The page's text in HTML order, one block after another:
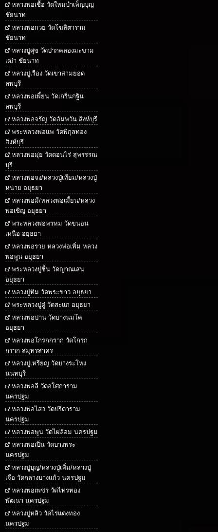
หลวงพ่อเชื้อ วัดใหม่บำเพ็ญบุญ
ชัยนาท
หลวงพ่อกวย วัดโฆสิตาราม
ชัยนาท
หลวงปู่ศุข วัดปากคลองมะขาม
เฒ่า ชัยนาท
หลวงปู่เรือง วัดเขาสามยอด
ลพบุรี
หลวงพ่อเพี้ยน วัดเกริ่นกฐิน
ลพบุรี
หลวงพ่อจรัญ วัดอัมพวัน สิงห์บุรี
พระหลวงพ่อแพ วัดพิกุลทอง
สิงห์บุรี
หลวงพ่อมุ่ย วัดดอนไร่ สุพรรรณ
บุรี
หลวงพ่อจง/หลวงปู่เทียม/หลวงปู่
หน่าย อยุธยา
หลวงพ่อมี/หลวงพ่อเมี้ยน/หลวง
พ่อเชิญ อยุธยา
พระหลวงพ่อพรหม วัดขนอน
เหนือ อยุธยา
หลวงพ่อรวย หลวงพ่อเพิ่ม หลวง
พ่อพูน อยุธยา
พระหลวงปู่ชื้น วัดญาณเสน
อยุธยา
หลวงปู่ทิม วัดพระขาว อยุธยา
พระหลวงปู่ดู่ วัดสะแก อยุธยา
หลวงพ่อปาน วัดบางนมโค
อยุธยา
หลวงพ่อโกรกกราก วัดโกรก
กราก สมุทรสาคร
หลวงปู่เหรียญ วัดบางระโหง
นนทบุรี
หลวงพ่อลี วัดอโศการาม
นครปฐม
หลวงพ่อไสว วัดปรีดาราม
นครปฐม
หลวงพ่อพูน วัดไผ่ล้อม นครปฐม
หลวงพ่อเปิ่น วัดบางพระ
นครปฐม
หลวงปู่บุญ/หลวงปู่เพิ่ม/หลวงปู่
เจือ วัดกลางบางแก้ว นครปฐม
หลวงพ่อเพชร วัดไทรทอง
พัฒนา นครปฐม
หลวงปู่หลิว วัดไร่แตงทอง
นครปฐม